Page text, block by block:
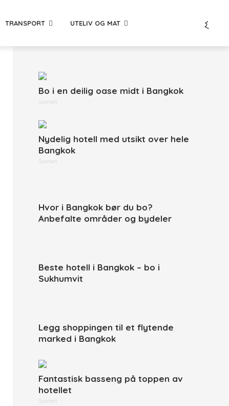
TRANSPORT UTELIV OG MAT
Bo i en deilig oase midt i Bangkok
Sponset
Nydelig hotell med utsikt over hele
Bangkok
Sponset
Hvor i Bangkok bør du bo?
Anbefalte områder og bydeler
Beste hotell i Bangkok – bo i
Sukhumvit
Legg shoppingen til et flytende
marked i Bangkok
Fantastisk basseng på toppen av
hotellet
Sponset